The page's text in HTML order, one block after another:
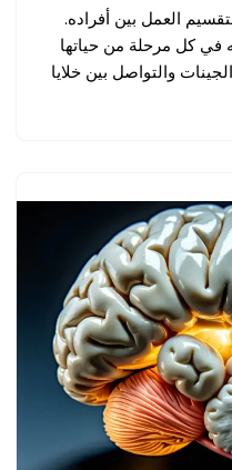
العمل بين أفراده.
في كل مرحلة من حياتها
والتواصل بين خلايا